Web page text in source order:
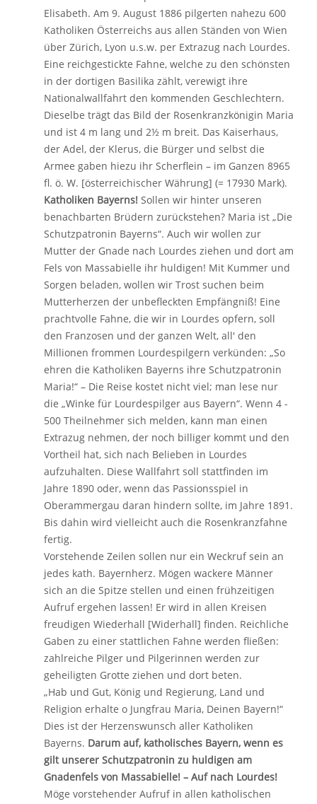
Elisabeth. Am 9. August 1886 pilgerten nahezu 600
Katholiken Österreichs aus allen Ständen von Wien
über Zürich, Lyon u.s.w. per Extrazug nach Lourdes.
Eine reichgestickte Fahne, welche zu den schönsten
in der dortigen Basilika zählt, verewigt ihre
Nationalwallfahrt den kommenden Geschlechtern.
Dieselbe trägt das Bild der Rosenkranzkönigin Maria
und ist 4 m lang und 2½ m breit. Das Kaiserhaus,
der Adel, der Klerus, die Bürger und selbst die
Armee gaben hiezu ihr Scherflein – im Ganzen 8965
fl. ö. W. [österreichischer Währung] (= 17930 Mark).
Katholiken Bayerns! Sollen wir hinter unseren
benachbarten Brüdern zurückstehen? Maria ist „Die
Schutzpatronin Bayerns“. Auch wir wollen zur
Mutter der Gnade nach Lourdes ziehen und dort am
Fels von Massabielle ihr huldigen! Mit Kummer und
Sorgen beladen, wollen wir Trost suchen beim
Mutterherzen der unbefleckten Empfängniß! Eine
prachtvolle Fahne, die wir in Lourdes opfern, soll
den Franzosen und der ganzen Welt, all' den
Millionen frommen Lourdespilgern verkünden: „So
ehren die Katholiken Bayerns ihre Schutzpatronin
Maria!“ – Die Reise kostet nicht viel; man lese nur
die „Winke für Lourdespilger aus Bayern“. Wenn 4 -
500 Theilnehmer sich melden, kann man einen
Extrazug nehmen, der noch billiger kommt und den
Vortheil hat, sich nach Belieben in Lourdes
aufzuhalten. Diese Wallfahrt soll stattfinden im
Jahre 1890 oder, wenn das Passionsspiel in
Oberammergau daran hindern sollte, im Jahre 1891.
Bis dahin wird vielleicht auch die Rosenkranzfahne
fertig.
Vorstehende Zeilen sollen nur ein Weckruf sein an
jedes kath. Bayernherz. Mögen wackere Männer
sich an die Spitze stellen und einen frühzeitigen
Aufruf ergehen lassen! Er wird in allen Kreisen
freudigen Wiederhall [Widerhall] finden. Reichliche
Gaben zu einer stattlichen Fahne werden fließen:
zahlreiche Pilger und Pilgerinnen werden zur
geheiligten Grotte ziehen und dort beten.
„Hab und Gut, König und Regierung, Land und
Religion erhalte o Jungfrau Maria, Deinen Bayern!“
Dies ist der Herzenswunsch aller Katholiken
Bayerns. Darum auf, katholisches Bayern, wenn es
gilt unserer Schutzpatronin zu huldigen am
Gnadenfels von Massabielle! – Auf nach Lourdes!
Möge vorstehender Aufruf in allen katholischen